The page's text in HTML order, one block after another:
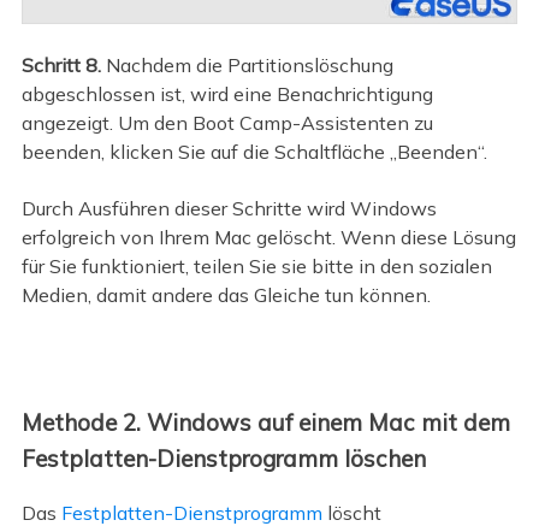
Schritt 8.Nachdem die Partitionslöschung
abgeschlossen ist, wird eine Benachrichtigung
angezeigt. Um den Boot Camp-Assistenten zu
beenden, klicken Sie auf die Schaltfläche „Beenden“.
Durch Ausführen dieser Schritte wird Windows
erfolgreich von Ihrem Mac gelöscht. Wenn diese Lösung
für Sie funktioniert, teilen Sie sie bitte in den sozialen
Medien, damit andere das Gleiche tun können.
Methode 2. Windows auf einem Mac mit dem
Festplatten-Dienstprogramm löschen
Das Festplatten-Dienstprogramm löscht